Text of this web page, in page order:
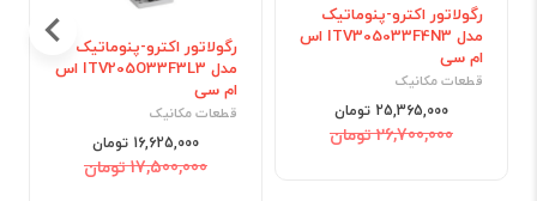
رگولاتور اکترو-پنوماتیک
مدل ITV305033F4N3 اس
ام سی
قطعات مکانیک
25,365,000 تومان
26,700,000 تومان
رگولاتور اکترو-پنوماتیک
مدل ITV205O33F3L3 اس
ام سی
قطعات مکانیک
16,625,000 تومان
17,500,000 تومان